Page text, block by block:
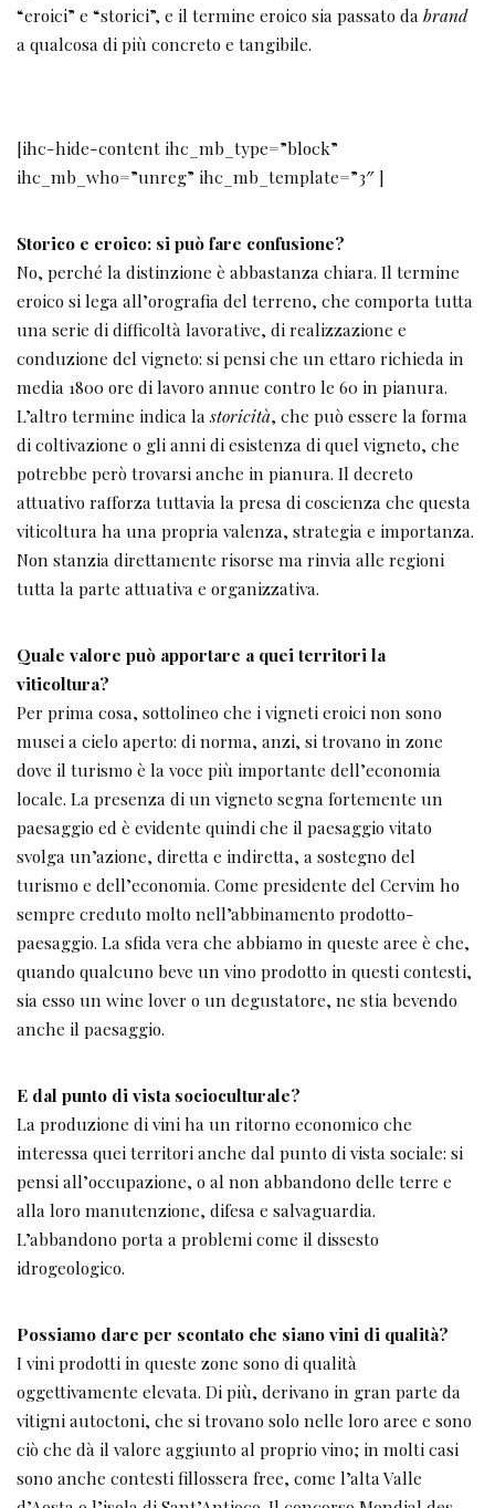
“eroici” e “storici”, e il termine eroico sia passato dabrand
a qualcosa di più concreto e tangibile.
[ihc-hide-content ihc_mb_type=”block”
ihc_mb_who=”unreg” ihc_mb_template=”3″ ]
Storico e eroico: si può fare confusione?
No, perché la distinzione è abbastanza chiara. Il termine
eroico si lega all’orografia del terreno, che comporta tutta
una serie di difficoltà lavorative, di realizzazione e
conduzione del vigneto: si pensi che un ettaro richieda in
media 1800 ore di lavoro annue contro le 60 in pianura.
L’altro termine indica lastoricità, che può essere la forma
di coltivazione o gli anni di esistenza di quel vigneto, che
potrebbe però trovarsi anche in pianura. Il decreto
attuativo rafforza tuttavia la presa di coscienza che questa
viticoltura ha una propria valenza, strategia e importanza.
Non stanzia direttamente risorse ma rinvia alle regioni
tutta la parte attuativa e organizzativa.
Quale valore può apportare a quei territori la
viticoltura?
Per prima cosa, sottolineo che i vigneti eroici non sono
musei a cielo aperto: di norma, anzi, si trovano in zone
dove il turismo è la voce più importante dell’economia
locale. La presenza di un vigneto segna fortemente un
paesaggio ed è evidente quindi che il paesaggio vitato
svolga un’azione, diretta e indiretta, a sostegno del
turismo e dell’economia. Come presidente del Cervim ho
sempre creduto molto nell’abbinamento prodotto-
paesaggio. La sfida vera che abbiamo in queste aree è che,
quando qualcuno beve un vino prodotto in questi contesti,
sia esso un wine lover o un degustatore, ne stia bevendo
anche il paesaggio.
E dal punto di vista socioculturale?
La produzione di vini ha un ritorno economico che
interessa quei territori anche dal punto di vista sociale: si
pensi all’occupazione, o al non abbandono delle terre e
alla loro manutenzione, difesa e salvaguardia.
L’abbandono porta a problemi come il dissesto
idrogeologico.
Possiamo dare per scontato che siano vini di qualità?
I vini prodotti in queste zone sono di qualità
oggettivamente elevata. Di più, derivano in gran parte da
vitigni autoctoni, che si trovano solo nelle loro aree e sono
ciò che dà il valore aggiunto al proprio vino; in molti casi
sono anche contesti fillossera free, come l’alta Valle